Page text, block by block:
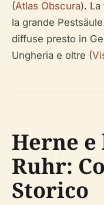
(Atlas Obscura). La
la grande
diffuse presto in
Ungheria e oltre (
Herne
Ruhr:
Storico